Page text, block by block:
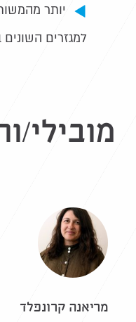
יותר
למגזרים השונים
מובילי/
מריאנה קרונפלד